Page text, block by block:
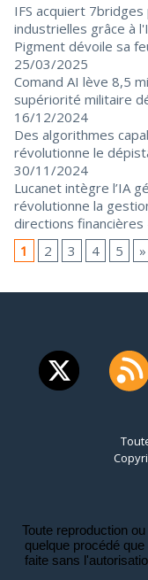
IFS acquiert
industrielles grâce à
Pigment dévoile sa
25/03/2025
Comand AI lève 8,5
supériorité militaire
16/12/2024
Des algorithmes
révolutionne le
30/11/2024
Lucanet intègre l’IA
révolutionne la
directions financières
1
2 3 4 5 »
Toute reproduction
quelque procédé
faite sans